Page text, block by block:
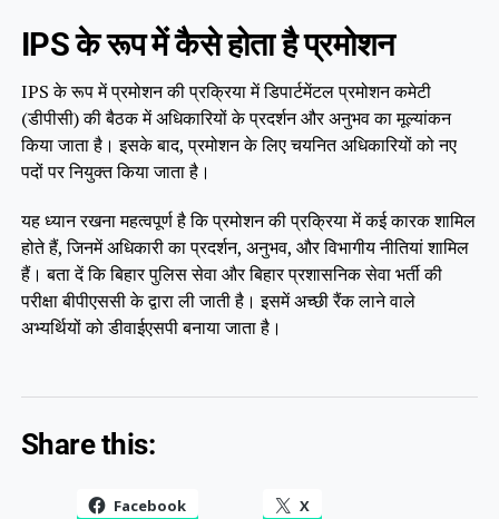
IPS के रूप में कैसे होता है प्रमोशन
IPS के रूप में प्रमोशन की प्रक्रिया में डिपार्टमेंटल प्रमोशन कमेटी
(डीपीसी) की बैठक में अधिकारियों के प्रदर्शन और अनुभव का मूल्यांकन
किया जाता है। इसके बाद, प्रमोशन के लिए चयनित अधिकारियों को नए
पदों पर नियुक्त किया जाता है।
यह ध्यान रखना महत्वपूर्ण है कि प्रमोशन की प्रक्रिया में कई कारक शामिल
होते हैं, जिनमें अधिकारी का प्रदर्शन, अनुभव, और विभागीय नीतियां शामिल
हैं। बता दें कि बिहार पुलिस सेवा और बिहार प्रशासनिक सेवा भर्ती की
परीक्षा बीपीएससी के द्वारा ली जाती है। इसमें अच्छी रैंक लाने वाले
अभ्यर्थियों को डीवाईएसपी बनाया जाता है।
Share this:
Facebook X